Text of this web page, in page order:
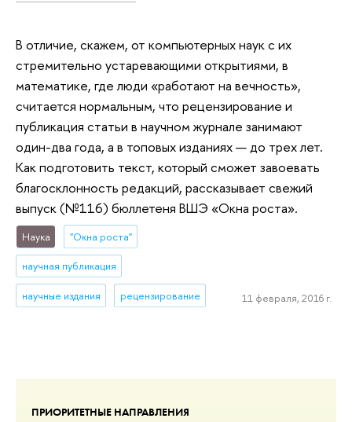
ПРИОРИТЕТНЫЕ НАПРАВЛЕНИЯ
В отличие, скажем, от компьютерных наук с их
стремительно устаревающими открытиями, в
математике, где люди «работают на вечность»,
считается нормальным, что рецензирование и
публикация статьи в научном журнале занимают
один-два года, а в топовых изданиях — до трех лет.
Как подготовить текст, который сможет завоевать
благосклонность редакций, рассказывает свежий
выпуск (№116) бюллетеня ВШЭ «Окна роста».
Наука "Окна роста"
научная публикация
научные издания рецензирование 11 февраля, 2016 г.